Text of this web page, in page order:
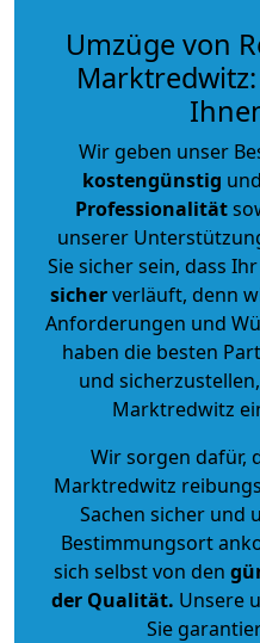
Umzüge von
Wir geben unser
kostengünstig
Professionalität
unserer
Sie sicher sein, dass
sicherverläuft, denn
Anforderungen und
haben die besten
und
Marktredwitz
Wir sorgen dafür,
Marktredwitz
Sachen sicher und
Bestimmungsort
sich selbst von den
der Qualität. Unsere
Sie